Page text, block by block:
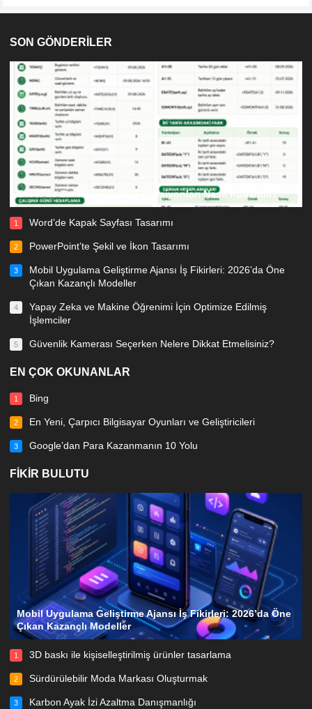
SON GÖNDERİLER
Excel’de Zaman ve Tarih Fonksiyonları Nasıl Kullanılır?
1 Word’de Kapak Sayfası Tasarımı
2 PowerPoint’te Şekil ve İkon Tasarımı
3
Mobil Uygulama Geliştirme Ajansı İş Fikirleri: 2026’da Öne
Çıkan Kazançlı Modeller
4
Yapay Zeka ve Makine Öğrenimi İçin Optimize Edilmiş
İşlemciler
5 Güvenlik Kamerası Seçerken Nelere Dikkat Etmelisiniz?
EN ÇOK OKUNANLAR
1 Bing
2 En Yeni, Çarpıcı Bilgisayar Oyunları ve Geliştiricileri
3 Google’dan Para Kazanmanın 10 Yolu
FIKIR BULUTU
Mobil Uygulama Geliştirme Ajansı İş Fikirleri: 2026’da Öne
Çıkan Kazançlı Modeller
1 3D baskı ile kişiselleştirilmiş ürünler tasarlama
2 Sürdürülebilir Moda Markası Oluşturmak
3 Karbon Ayak İzi Azaltma Danışmanlığı